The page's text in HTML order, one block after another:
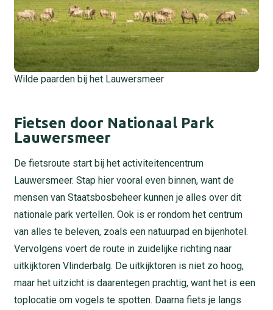
Wilde paarden bij het Lauwersmeer
Fietsen door Nationaal Park
Lauwersmeer
De fietsroute start bij het activiteitencentrum
Lauwersmeer. Stap hier vooral even binnen, want de
mensen van Staatsbosbeheer kunnen je alles over dit
nationale park vertellen. Ook is er rondom het centrum
van alles te beleven, zoals een natuurpad en bijenhotel.
Vervolgens voert de route in zuidelijke richting naar
uitkijktoren Vlinderbalg. De uitkijktoren is niet zo hoog,
maar het uitzicht is daarentegen prachtig, want het is een
toplocatie om vogels te spotten. Daarna fiets je langs